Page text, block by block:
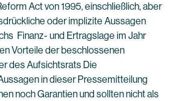
Act von 1995, einschließlich, aber
oder implizite Aussagen
Finanz- und Ertragslage im Jahr
Vorteile der beschlossenen
des Aufsichtsrats Die
in dieser Pressemitteilung
noch Garantien und sollten nicht als